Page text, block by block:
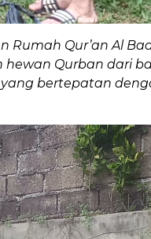
Rumah Qur’an Al
Qurban dari
bertepatan